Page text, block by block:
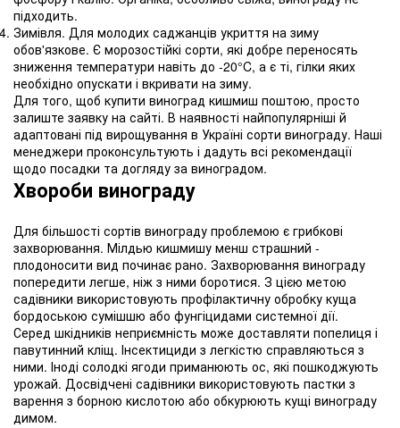
підходить.
Зимівля. Для молодих саджанців укриття на зиму
обов'язкове. Є морозостійкі сорти, які добре переносять
зниження температури навіть до -20°C, а є ті, гілки яких
необхідно опускати і вкривати на зиму.
Для того, щоб купити виноград кишмиш поштою, просто
залиште заявку на сайті. В наявності найпопулярніші й
адаптовані під вирощування в Україні сорти винограду. Наші
менеджери проконсультують і дадуть всі рекомендації
щодо посадки та догляду за виноградом.
Хвороби винограду
Для більшості сортів винограду проблемою є грибкові
захворювання. Мілдью кишмишу менш страшний -
плодоносити вид починає рано. Захворювання винограду
попередити легше, ніж з ними боротися. З цією метою
садівники використовують профілактичну обробку куща
бордоською сумішшю або фунгіцидами системної дії.
Серед шкідників неприємність може доставляти попелиця і
павутинний кліщ. Інсектициди з легкістю справляються з
ними. Іноді солодкі ягоди приманюють ос, які пошкоджують
урожай. Досвідчені садівники використовують пастки з
варення з борною кислотою або обкурюють кущі винограду
димом.